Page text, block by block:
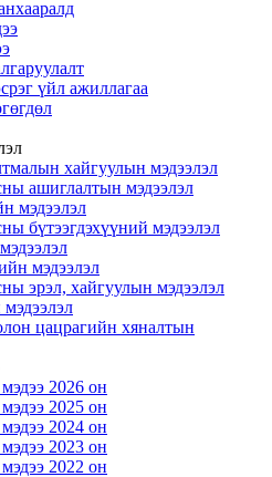
үйл ажиллагаа
хайгуулын мэдээлэл
ашиглалтын мэдээлэл
мэдээлэл
бүтээгдэхүүний мэдээлэл
мэдээлэл
эрэл, хайгуулын мэдээлэл
цацрагийн хяналтын
2026 он
2025 он
2024 он
2023 он
2022 он